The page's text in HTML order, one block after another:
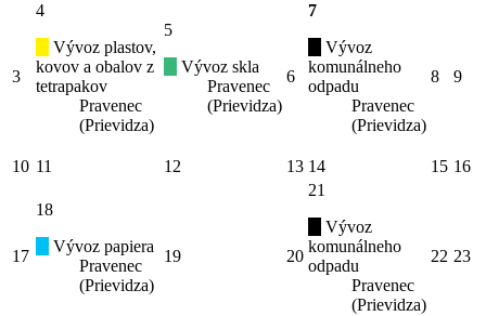
3
4
Vývoz plastov,
kovov a obalov z
tetrapakov
Pravenec
(Prievidza)
5
Vývoz skla
Pravenec
(Prievidza)
6
7
Vývoz
komunálneho
odpadu
Pravenec
(Prievidza)
8 9
10 11 12 13 14 15 16
17
18
Vývoz papiera
Pravenec
(Prievidza)
19 20
21
Vývoz
komunálneho
odpadu
Pravenec
(Prievidza)
22 23